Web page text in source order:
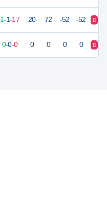
1-1-17 20 72 -52 -52 D
0-0-0 0 0 0 0 D